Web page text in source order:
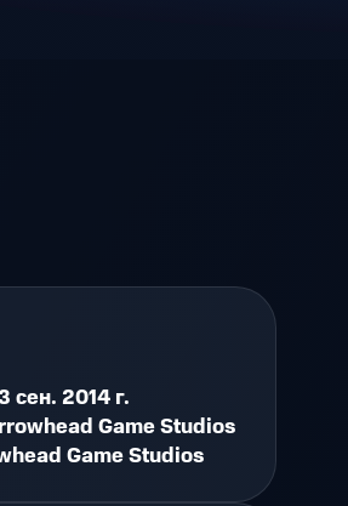
сен. 2014 г.
Game Studios
Game Studios